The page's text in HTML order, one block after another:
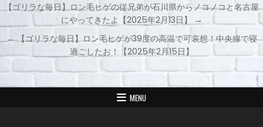
投
稿
ナ
ビ
ー
【ゴリラな毎日】ロン毛ヒゲの従兄弟が石川県からノコノコと名古屋
にやってきたよ【2025年2月13日】 →
← 【ゴリラな毎日】ロン毛ヒゲが39度の高温で可哀想！中央線で寝
過ごしたお！【2025年2月15日】
MENU